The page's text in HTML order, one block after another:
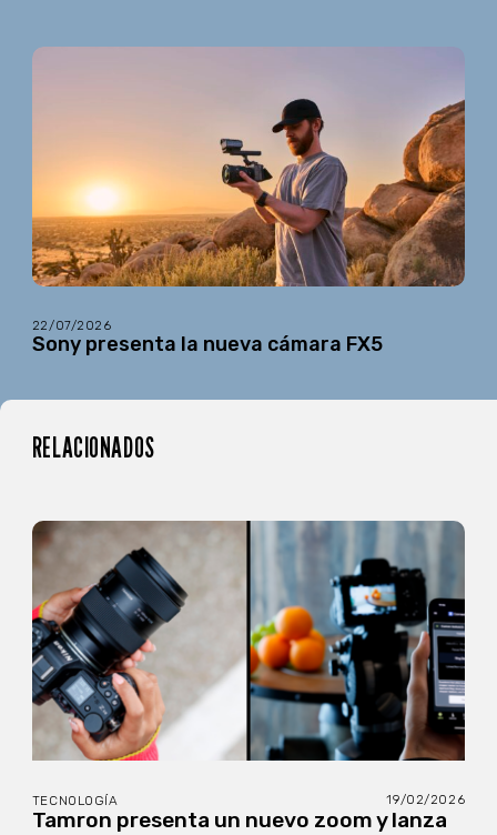
22/07/2026
Sony presenta la nueva cámara FX5
RELACIONADOS
TECNOLOGÍA 19/02/2026
Tamron presenta un nuevo zoom y lanza